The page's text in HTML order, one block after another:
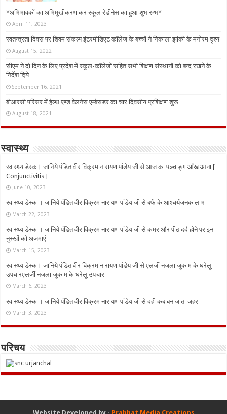
*अभिभावकों का अभिमुखीकरण कर स्कूल रेडीनेस का हुआ शुभारम्भ*
April 11, 2023
स्वतन्त्रता दिवस पर शिवम संकल्प इंटरमीडिएट कॉलेज के बच्चों ने निकाला झांकी के मनोरम दृश्य
August 15, 2022
सीएम ने दो दिन के लिए प्रदेश में स्कूल-कॉलेजों सहित सभी शिक्षण संस्थानों को बन्द रखने के
निर्देश दिये
September 16, 2021
बीआरसी परिसर में हेल्थ एण्ड वेलनेस एम्बेसडर का चार दिवसीय प्रशिक्षण शुरू
August 18, 2021
स्वास्थ्य
स्वास्थ्य डेस्क। जानिये पंडित वीर विक्रम नारायण पांडेय जी से आज का पञ्चाङ्ग आँख आना [
Conjunctivitis ]
June 10, 2023
स्वास्थ्य डेस्क । जानिये पंडित वीर विक्रम नारायण पांडेय जी से बर्फ के आश्चर्यजनक लाभ
March 22, 2023
स्वास्थ्य डेस्क । जानिये पंडित वीर विक्रम नारायण पांडेय जी से कमर और पीठ दर्द होने पर इन
नुस्‍खों को अजमाएं
March 15, 2023
स्वास्थ्य डेस्क। जानिये पंडित वीर विक्रम नारायण पांडेय जी से एलर्जी नजला जुकाम के घरेलू
उपचारएलर्जी नजला जुकाम के घरेलू उपचार
March 6, 2023
स्वास्थ्य डेस्क । जानिये पंडित वीर विक्रम नारायण पांडेय जी से दही कब बन जाता जहर
March 3, 2023
परिचय